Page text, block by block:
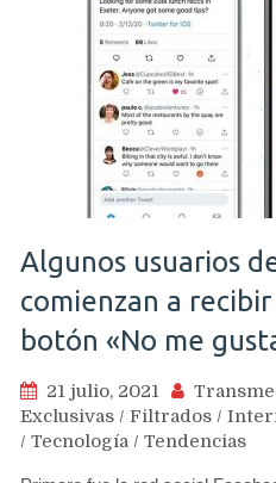
Algunos usuarios
comienzan a
botón «No me
21 julio, 2021
Exclusivas / Filtrados /
/ Tecnología / Tendencias